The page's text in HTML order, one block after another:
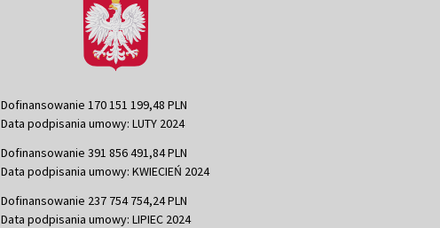
Dofinansowanie 170 151 199,48 PLN
Data podpisania umowy: LUTY 2024
Dofinansowanie 391 856 491,84 PLN
Data podpisania umowy: KWIECIEŃ 2024
Dofinansowanie 237 754 754,24 PLN
Data podpisania umowy: LIPIEC 2024